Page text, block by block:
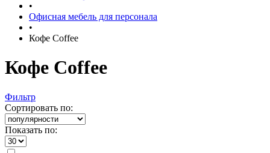
•
Офисная мебель для персонала
•
Кофе Coffee
Кофе Coffee
Фильтр
Сортировать по:
Показать по: